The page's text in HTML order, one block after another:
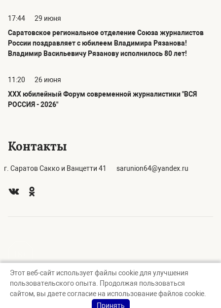
17:44
29 июня
Саратовское региональное отделение Союза журналистов
России поздравляет с юбилеем Владимира Рязанова!
Владимир Васильевичу Рязанову исполнилось 80 лет!
11:20
26 июня
ХХХ юбилейный Форум современной журналистики "ВСЯ
РОССИЯ - 2026"
Контакты
г. Саратов Сакко и Ванцетти 41 sarunion64@yandex.ru
© Саратовское региональное отделение Союза журналистов
России, 2026
Создание сайта — nopreset
Этот веб-сайт использует файлы cookie для улучшения
пользовательского опыта. Продолжая пользоваться
сайтом, вы даете согласие на использование файлов cookie.
Принять